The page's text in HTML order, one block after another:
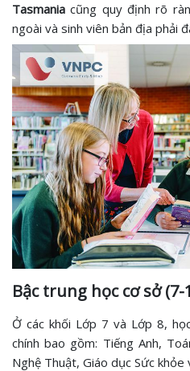
Tasmaniacũng quy định rõ
ngoài và sinh viên bản địa phải
Bậc trung học cơ sở (7-
Ở các khối Lớp 7 và Lớp 8,
chính bao gồm: Tiếng Anh,
Nghệ Thuật, Giáo dục Sức